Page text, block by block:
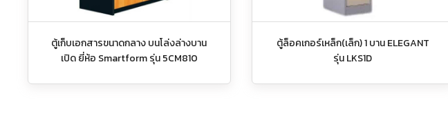
ตู้เก็บเอกสารขนาดกลาง บนโล่งล่างบาน
เปิด ยี่ห้อ Smartform รุ่น 5CM810
ตู้ล็อคเกอร์เหล็ก(เล็ก) 1 บาน ELEGANT
รุ่น LKS1D